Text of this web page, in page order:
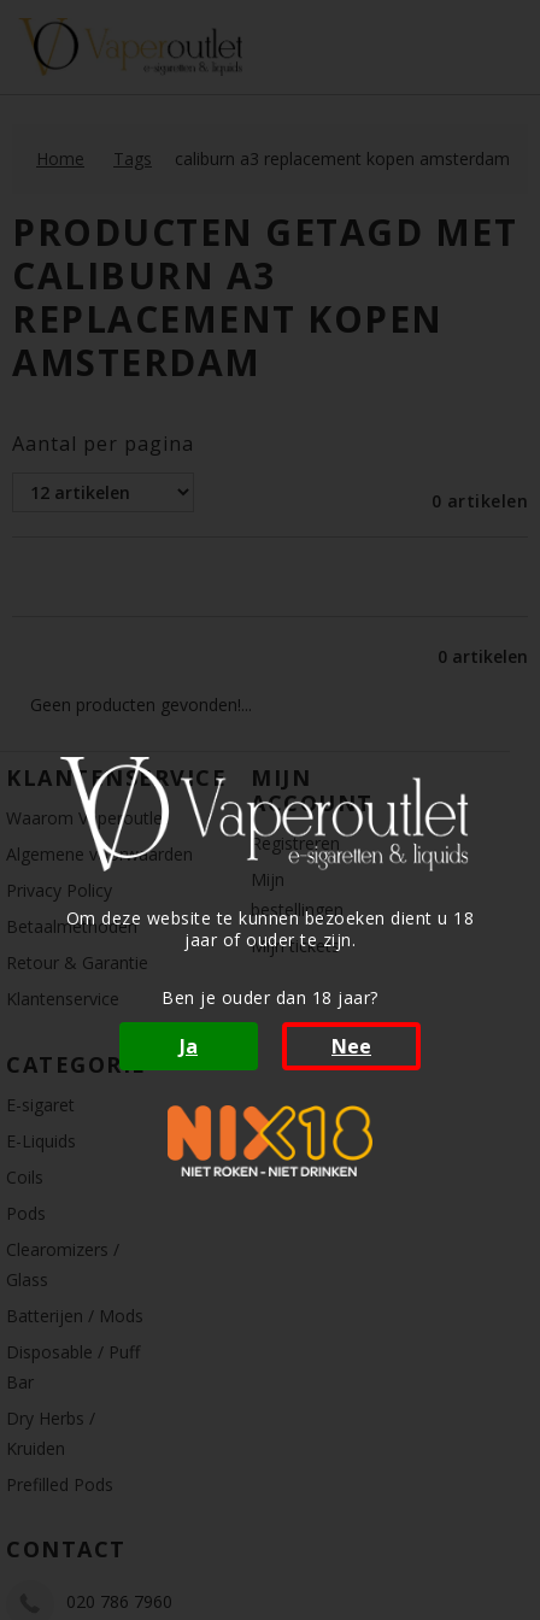
Om deze website te kunnen bezoeken dient u 18
jaar of ouder te zijn.
Ben je ouder dan 18 jaar?
Ja Nee
Home Tags caliburn a3 replacement kopen amsterdam
PRODUCTEN GETAGD MET
CALIBURN A3
REPLACEMENT KOPEN
AMSTERDAM
Aantal per pagina
0 artikelen
0 artikelen
Geen producten gevonden!...
KLANTENSERVICE
Waarom Vaperoutlet
Algemene voorwaarden
Privacy Policy
Betaalmethoden
Retour & Garantie
Klantenservice
MIJN
ACCOUNT
Registreren
Mijn
bestellingen
Mijn tickets
CATEGORIE
E-sigaret
E-Liquids
Coils
Pods
Clearomizers /
Glass
Batterijen / Mods
Disposable / Puff
Bar
Dry Herbs /
Kruiden
Prefilled Pods
CONTACT
020 786 7960